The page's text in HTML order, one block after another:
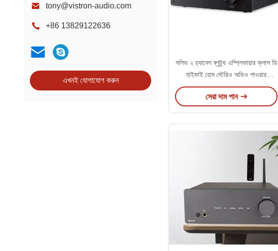
tony@vistron-audio.com
+86 13829122636
এখনই যোগাযোগ করুন
সলিড ২ চ্যানেল ব্লুটুথ এম্প্লিফায়ার ক্লাস ডি
হাইফাই হোম স্টেরিও অডিও পাওয়ার
এম্প্লিফায়ার
সেরা দাম পান